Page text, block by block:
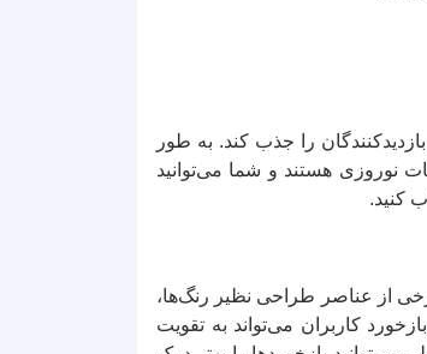
را جذب کند. به طور
نوروزی هستند و شما می‌توانید
کنید.
از عناصر طراحی نظیر رنگ‌ها،
کاربران می‌تواند به تقویت